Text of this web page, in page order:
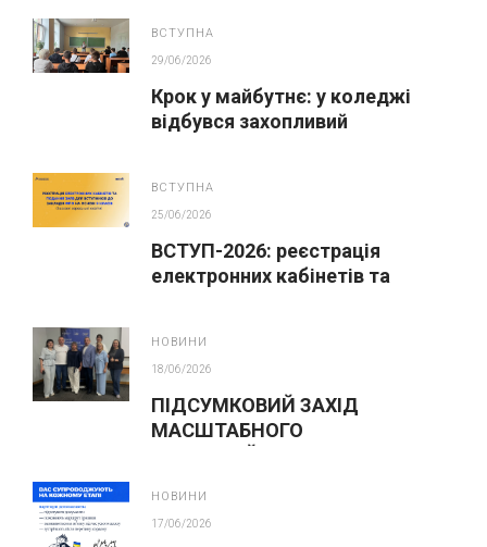
ВСТУПНА
29/06/2026
Крок у майбутнє: у коледжі
відбувся захопливий
ВСТУПНА
25/06/2026
ВСТУП-2026: реєстрація
електронних кабінетів та
НОВИНИ
18/06/2026
ПІДСУМКОВИЙ ЗАХІД
МАСШТАБНОГО
НОВИНИ
17/06/2026